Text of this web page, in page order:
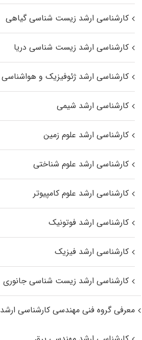
کارشناسی ارشد زیست‌ شناسی گیاهی
کارشناسی ارشد زیست‌ شناسی دریا
کارشناسی ارشد ژئوفیزیک و هواشناسی
کارشناسی ارشد شیمی
کارشناسی ارشد علوم زمین
کارشناسی ارشد علوم شناختی
کارشناسی ارشد علوم کامپیوتر
کارشناسی ارشد فوتونیک
کارشناسی ارشد فیزیک
کارشناسی ارشد زیست‌ شناسی جانوری
معرفی گروه فنی مهندسی کارشناسی ارشد